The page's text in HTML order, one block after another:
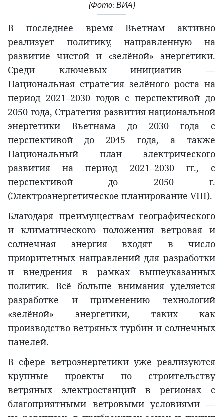
(Фото: ВИА)
В последнее время Вьетнам активно
реализует политику, направленную на
развитие чистой и «зелёной» энергетики.
Среди ключевых инициатив —
Национальная стратегия зелёного роста на
период 2021–2030 годов с перспективой до
2050 года, Стратегия развития национальной
энергетики Вьетнама до 2030 года с
перспективой до 2045 года, а также
Национальный план электрического
развития на период 2021–2030 гг., с
перспективой до 2050 г.
(Электроэнергетическое планирование VIII).
Благодаря преимуществам географического
и климатического положения ветровая и
солнечная энергия входят в число
приоритетных направлений для разработки
и внедрения в рамках вышеуказанных
политик. Всё больше внимания уделяется
разработке и применению технологий
«зелёной» энергетики, таких как
производство ветряных турбин и солнечных
панелей.
В сфере ветроэнергетики уже реализуются
крупные проекты по строительству
ветряных электростанций в регионах с
благоприятными ветровыми условиями —